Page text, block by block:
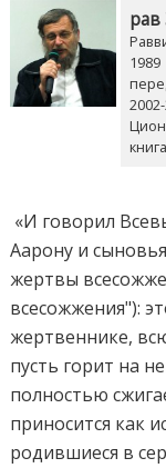
«И говорил
Аарону и
жертвы
всесожжения"):
жертвеннике,
пусть горит на
полностью
приносится как
родившиеся в